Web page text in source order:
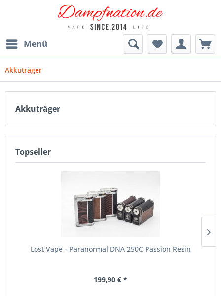
Menü
Akkuträger
Akkuträger
Topseller
Lost Vape - Paranormal DNA 250C Passion Resin
199,90 € *